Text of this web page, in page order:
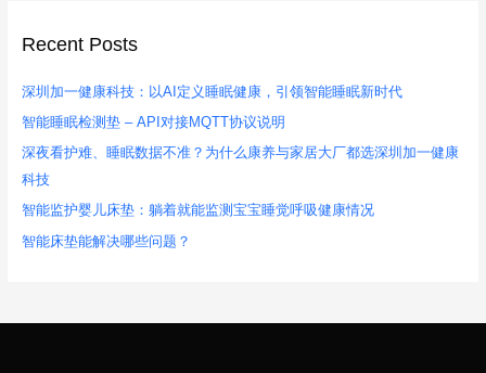
Recent Posts
深圳加一健康科技：以AI定义睡眠健康，引领智能睡眠新时代
智能睡眠检测垫 – API对接MQTT协议说明
深夜看护难、睡眠数据不准？为什么康养与家居大厂都选深圳加一健康
科技
智能监护婴儿床垫：躺着就能监测宝宝睡觉呼吸健康情况
智能床垫能解决哪些问题？